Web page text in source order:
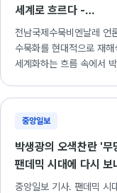
세계로 흐르다 -
전남국제수묵비엔날레
전남국제수묵비엔날레 언
수묵화를 현대적으로 재해
세계화하는 흐름 속에서
중앙일보
박생광의 오색찬란 '무
팬데믹 시대에 다시 보
중앙일보
중앙일보 기사. 팬데믹 시